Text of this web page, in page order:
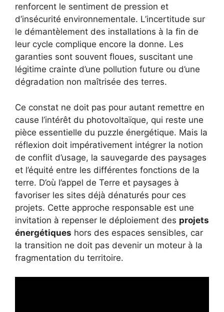
renforcent le sentiment de pression et
d’insécurité environnementale. L’incertitude sur
le démantèlement des installations à la fin de
leur cycle complique encore la donne. Les
garanties sont souvent floues, suscitant une
légitime crainte d’une pollution future ou d’une
dégradation non maîtrisée des terres.
Ce constat ne doit pas pour autant remettre en
cause l’intérêt du photovoltaïque, qui reste une
pièce essentielle du puzzle énergétique. Mais la
réflexion doit impérativement intégrer la notion
de conflit d’usage, la sauvegarde des paysages
et l’équité entre les différentes fonctions de la
terre. D’où l’appel de Terre et paysages à
favoriser les sites déjà dénaturés pour ces
projets. Cette approche responsable est une
invitation à repenser le déploiement des projets
énergétiques hors des espaces sensibles, car
la transition ne doit pas devenir un moteur à la
fragmentation du territoire.